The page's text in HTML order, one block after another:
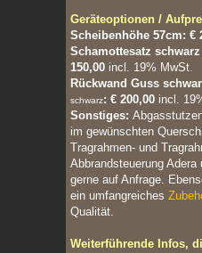
Geräteoptionen /
Scheibenhöhe 57cm: €
Schamottesatz schwarz
150,00 incl. 19% MwSt.
Rückwand Guss
schwarz: € 200,00 incl.
Sonstiges:
im gewünschten
Tragrahmen- und
Abbrandsteuerung
gerne auf Anfrage.
ein umfangreiches
Qualität.
Weiterführende Infos,